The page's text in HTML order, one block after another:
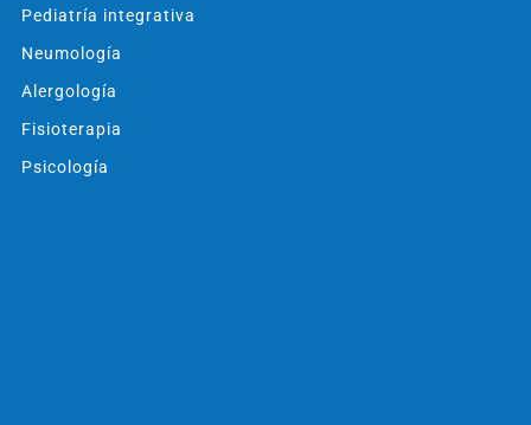
Pediatría integrativa
Neumología
Alergología
Fisioterapia
Psicología